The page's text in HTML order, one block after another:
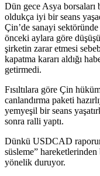
Dün gece Asya borsaları
oldukça iyi bir seans
Çin’de sanayi
önceki aylara göre
şirketin zarar etmesi
kapatma kararı aldığı
getirmedi.
Fısıltılara göre Çin
canlandırma paketi
yemyeşil bir seans
sonra ralli yaptı.
Dünkü USDCAD
süsleme”
yönelik duruyor.